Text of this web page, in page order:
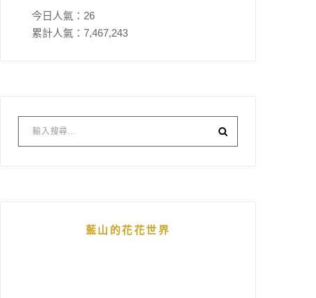
今日人氣： 26
累計人氣： 7,467,243
藍山的花花世界